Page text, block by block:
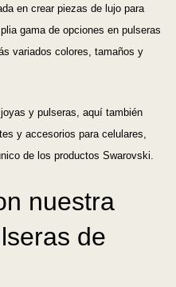
en crear piezas de lujo para
gama de opciones en pulseras
variados colores, tamaños y
y pulseras, aquí también
y accesorios para celulares,
de los productos Swarovski.
nuestra
de